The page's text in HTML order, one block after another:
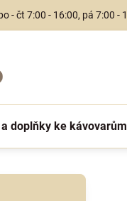
- čt 7:00 - 16:00, pá 7:00 -
doplňky ke kávovarům